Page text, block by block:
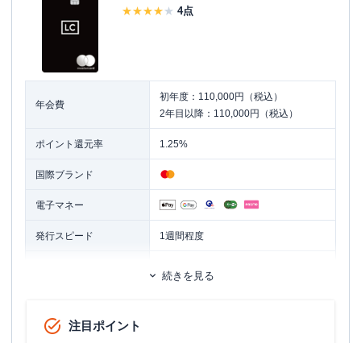
4点
年会費
初年度：110,000円（税込）
2年目以降：110,000円（税込）
ポイント還元率 1.25%
国際ブランド
電子マネー
発行スピード 1週間程度
家族カード
続きを見る
注目ポイント